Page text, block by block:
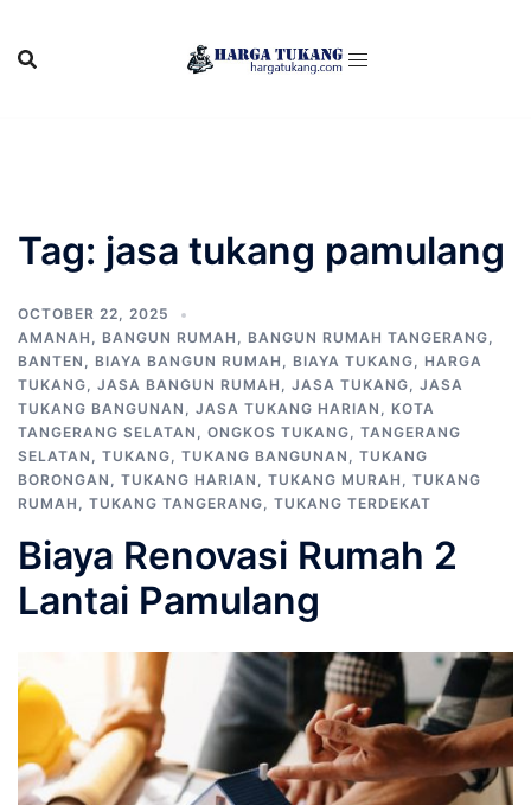
content
Tag: jasa tukang pamulang
OCTOBER 22, 2025
AMANAH , BANGUN RUMAH , BANGUN RUMAH TANGERANG,
BANTEN , BIAYA BANGUN RUMAH , BIAYA TUKANG, HARGA
TUKANG, JASA BANGUN RUMAH , JASA TUKANG, JASA
TUKANG BANGUNAN , JASA TUKANG HARIAN , KOTA
TANGERANG SELATAN , ONGKOS TUKANG, TANGERANG
SELATAN , TUKANG, TUKANG BANGUNAN , TUKANG
BORONGAN , TUKANG HARIAN , TUKANG MURAH , TUKANG
RUMAH , TUKANG TANGERANG, TUKANG TERDEKAT
Biaya Renovasi Rumah 2
Lantai Pamulang